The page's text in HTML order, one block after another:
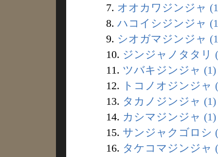
7. オオカワジンジャ
8. ハコイシジンジャ
9. シオガマジンジャ
10. ジンジャノタタリ
11. ツバキジンジャ (1)
12.
トコノオジンジャ
13. タカノジンジャ (1)
14. カシマジンジャ (1)
15. サンジャクゴロシ
16. タケコマジンジャ